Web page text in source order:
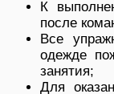
К
после
Все
одежде
занятия;
Для